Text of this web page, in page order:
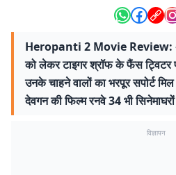
Heropanti 2 Movie Review:
को लेकर टाइगर श्रॉफ के फैंस ट्विटर
उनके चाहने वालों का भरपूर सपोर्ट
देवगन की फिल्म रनवे 34 भी सिनेमाघरों
विज्ञापन